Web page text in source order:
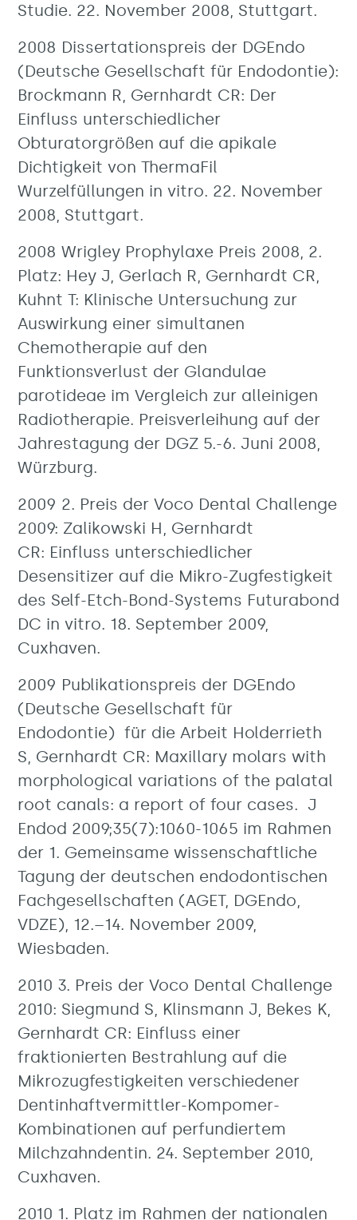
Studie. 22. November 2008, Stuttgart.
2008 Dissertationspreis der DGEndo
(Deutsche Gesellschaft für Endodontie):
Brockmann R, Gernhardt CR: Der
Einfluss unterschiedlicher
Obturatorgrößen auf die apikale
Dichtigkeit von ThermaFil
Wurzelfüllungen in vitro. 22. November
2008, Stuttgart.
2008 Wrigley Prophylaxe Preis 2008, 2.
Platz: Hey J, Gerlach R, Gernhardt CR,
Kuhnt T: Klinische Untersuchung zur
Auswirkung einer simultanen
Chemotherapie auf den
Funktionsverlust der Glandulae
parotideae im Vergleich zur alleinigen
Radiotherapie. Preisverleihung auf der
Jahrestagung der DGZ 5.-6. Juni 2008,
Würzburg.
2009 2. Preis der Voco Dental Challenge
2009: Zalikowski H, Gernhardt
CR: Einfluss unterschiedlicher
Desensitizer auf die Mikro-Zugfestigkeit
des Self-Etch-Bond-Systems Futurabond
DC in vitro. 18. September 2009,
Cuxhaven.
2009 Publikationspreis der DGEndo
(Deutsche Gesellschaft für
Endodontie) für die Arbeit Holderrieth
S, Gernhardt CR: Maxillary molars with
morphological variations of the palatal
root canals: a report of four cases. J
Endod 2009;35(7):1060-1065 im Rahmen
der 1. Gemeinsame wissenschaftliche
Tagung der deutschen endodontischen
Fachgesellschaften (AGET, DGEndo,
VDZE), 12.–14. November 2009,
Wiesbaden.
2010 3. Preis der Voco Dental Challenge
2010: Siegmund S, Klinsmann J, Bekes K,
Gernhardt CR: Einfluss einer
fraktionierten Bestrahlung auf die
Mikrozugfestigkeiten verschiedener
Dentinhaftvermittler-Kompomer-
Kombinationen auf perfundiertem
Milchzahndentin. 24. September 2010,
Cuxhaven.
2010 1. Platz im Rahmen der nationalen